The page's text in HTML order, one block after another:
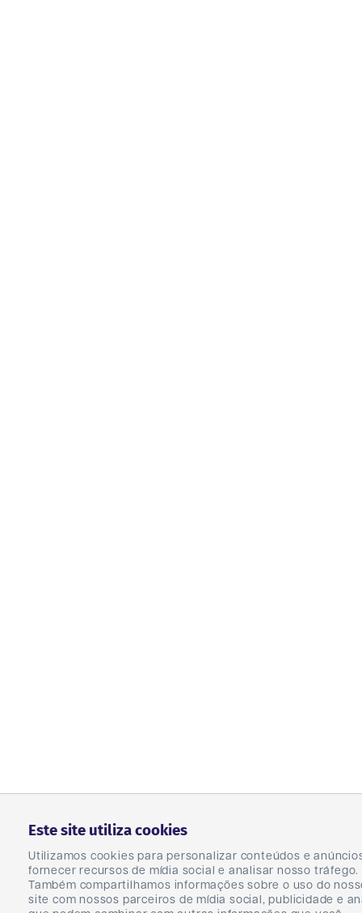
Este site utiliza cookies
Utilizamos cookies para personalizar conteúdos e
fornecer recursos de mídia social e analisar nosso tráfego.
Também compartilhamos informações sobre o uso do
site com nossos parceiros de mídia social, publicidade e